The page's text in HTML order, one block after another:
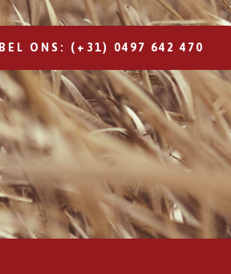
BEL ONS: (+31) 0497 642 470